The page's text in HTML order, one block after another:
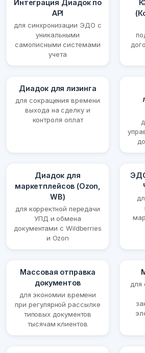
Интеграция Диадок по
API
для синхронизации ЭДО с
уникальными
самописными системами
учета
Диадок для лизинга
для сокращения времени
выхода на сделку и
контроля оплат
Диадок для
маркетплейсов (Ozon,
WB)
для корректной передачи
УПД и обмена
документами с Wildberries
и Ozon
Массовая отправка
документов
для экономии времени
при регулярной рассылке
типовых документов
тысячам клиентов
для